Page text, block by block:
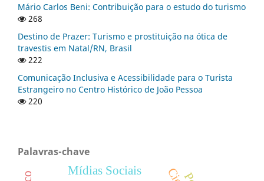
Mário Carlos Beni: Contribuição para o estudo do turismo
268
Destino de Prazer: Turismo e prostituição na ótica de
travestis em Natal/RN, Brasil
222
Comunicação Inclusiva e Acessibilidade para o Turista
Estrangeiro no Centro Histórico de João Pessoa
220
Palavras-chave
Mídias Sociais